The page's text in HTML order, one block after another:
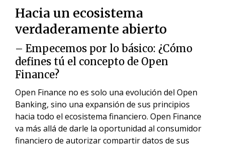
Hacia un ecosistema
verdaderamente abierto
– Empecemos por lo básico: ¿Cómo
defines tú el concepto de Open
Finance?
Open Finance no es solo una evolución del Open
Banking, sino una expansión de sus principios
hacia todo el ecosistema financiero. Open Finance
va más allá de darle la oportunidad al consumidor
financiero de autorizar compartir datos de sus